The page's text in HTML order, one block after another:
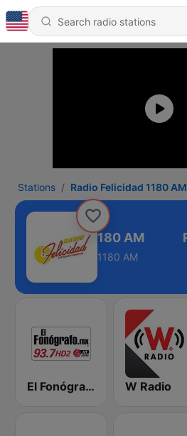
Stations Radio Felicidad 1180 AM
Felicidad 1180 AM
1180 AM
El Fonógrafo HD2 W Radio